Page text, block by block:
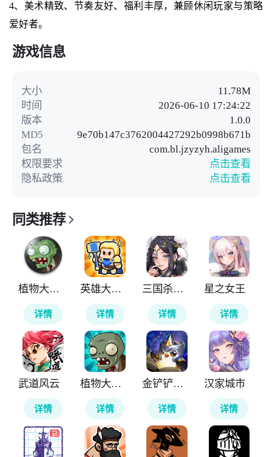
4、美术精致、节奏友好、福利丰厚，兼顾休闲玩家与策略
爱好者。
游戏信息
大小
11.78M
时间
2026-06-10 17:24:22
版本
1.0.0
MD5
9e70b147c3762004427292b0998b671b
包名
com.bl.jzyzyh.aligames
权限要求
点击查看
隐私政策
点击查看
同类推荐
植物大战僵尸TV触控版
详情
英雄大对决
详情
三国杀武将觉醒
详情
星之女王
详情
武道风云
详情
植物大战僵尸无尽版
详情
金铲铲之战国际服
详情
汉家城市
详情